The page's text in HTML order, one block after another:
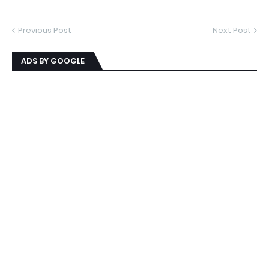
Previous Post Next Post
ADS BY GOOGLE